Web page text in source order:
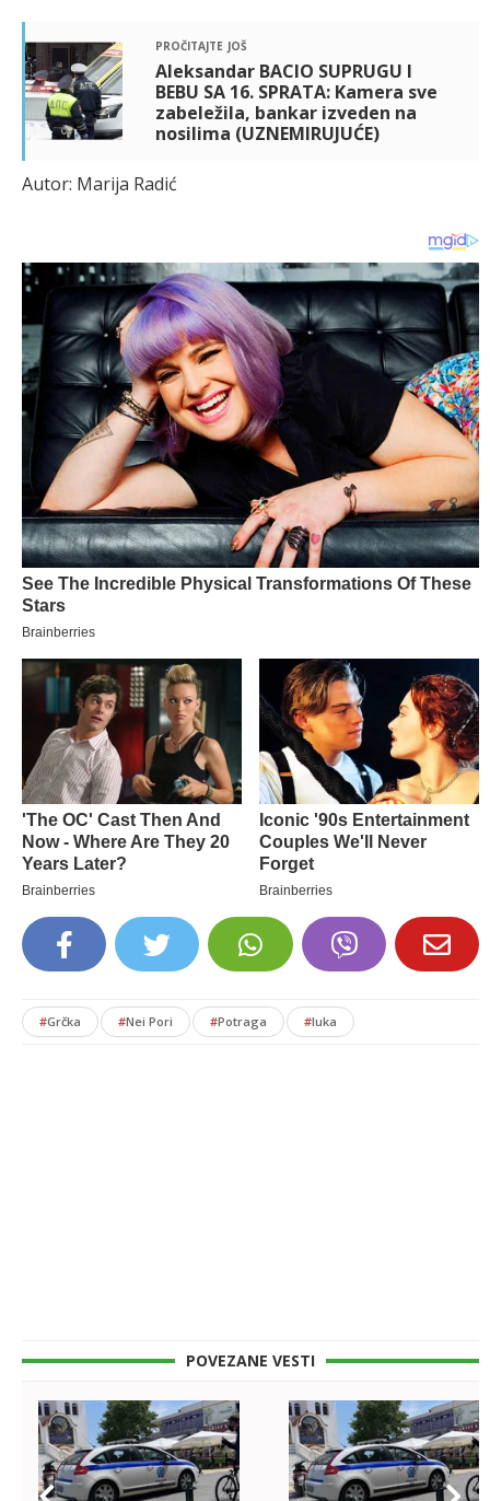
pročitajte još
Aleksandar BACIO SUPRUGU I
BEBU SA 16. SPRATA: Kamera sve
zabeležila, bankar izveden na
nosilima (UZNEMIRUJUĆE)
Autor: Marija Radić
#Grčka #Nei Pori #Potraga #luka
POVEZANE VESTI